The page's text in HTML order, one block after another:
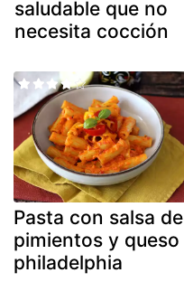
saludable que no
necesita cocción
Pasta con salsa de
pimientos y queso
philadelphia